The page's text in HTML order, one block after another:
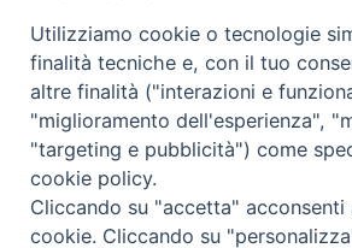
Arcidiocesi di
CONTATTI
Piazza Arcivescovado, 1 48121-
Utilizziamo cookie o tecnologie
finalità tecniche e, con il tuo
altre finalità ("interazioni e
"miglioramento dell'esperienza",
"targeting e pubblicità") come
cookie policy.
Cliccando su "accetta"
cookie. Cliccando su